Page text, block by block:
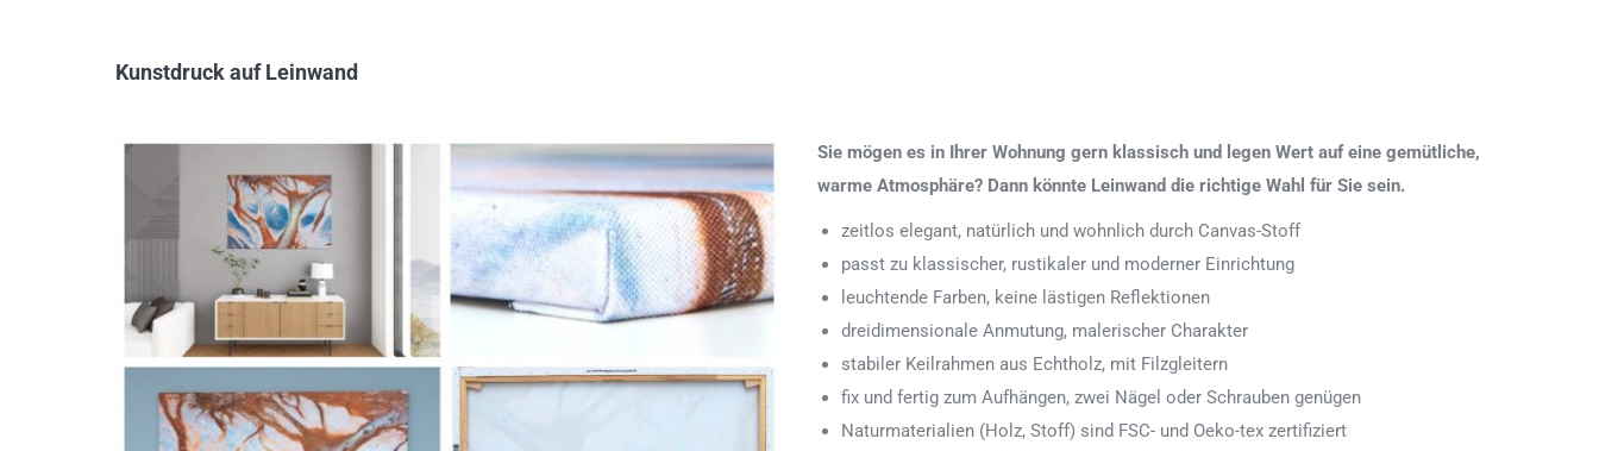
Kunstdruck auf Leinwand
Sie mögen es in Ihrer Wohnung gern klassisch und legen Wert auf eine gemütliche,
warme Atmosphäre? Dann könnte Leinwand die richtige Wahl für Sie sein.
zeitlos elegant, natürlich und wohnlich durch Canvas-Stoff
passt zu klassischer, rustikaler und moderner Einrichtung
leuchtende Farben, keine lästigen Reflektionen
dreidimensionale Anmutung, malerischer Charakter
stabiler Keilrahmen aus Echtholz, mit Filzgleitern
fix und fertig zum Aufhängen, zwei Nägel oder Schrauben genügen
Naturmaterialien (Holz, Stoff) sind FSC- und Oeko-tex zertifiziert